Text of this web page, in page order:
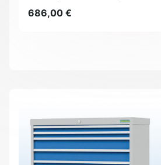
686,00 €